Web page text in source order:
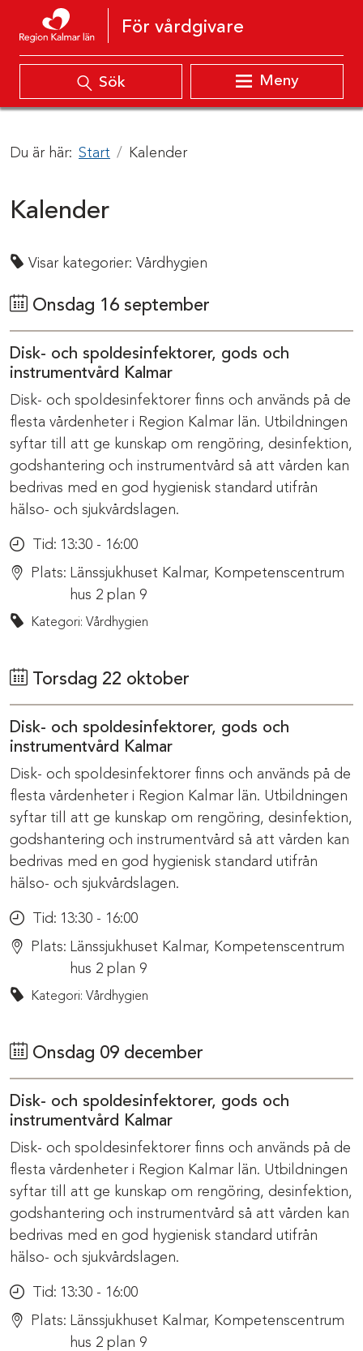
Hoppa till innehåll
För vårdgivare
Sök Meny
Du är här: Start Kalender
Kalender
Visar kategorier: Vårdhygien
Onsdag 16 september
Disk- och spoldesinfektorer, gods och
instrumentvård Kalmar
Disk- och spoldesinfektorer finns och används på de
flesta vårdenheter i Region Kalmar län. Utbildningen
syftar till att ge kunskap om rengöring, desinfektion,
godshantering och instrumentvård så att vården kan
bedrivas med en god hygienisk standard utifrån
hälso- och sjukvårdslagen.
Tid: 13:30 - 16:00
Plats: Länssjukhuset Kalmar, Kompetenscentrum
hus 2 plan 9
Kategori: Vårdhygien
Torsdag 22 oktober
Disk- och spoldesinfektorer, gods och
instrumentvård Kalmar
Disk- och spoldesinfektorer finns och används på de
flesta vårdenheter i Region Kalmar län. Utbildningen
syftar till att ge kunskap om rengöring, desinfektion,
godshantering och instrumentvård så att vården kan
bedrivas med en god hygienisk standard utifrån
hälso- och sjukvårdslagen.
Tid: 13:30 - 16:00
Plats: Länssjukhuset Kalmar, Kompetenscentrum
hus 2 plan 9
Kategori: Vårdhygien
Onsdag 09 december
Disk- och spoldesinfektorer, gods och
instrumentvård Kalmar
Disk- och spoldesinfektorer finns och används på de
flesta vårdenheter i Region Kalmar län. Utbildningen
syftar till att ge kunskap om rengöring, desinfektion,
godshantering och instrumentvård så att vården kan
bedrivas med en god hygienisk standard utifrån
hälso- och sjukvårdslagen.
Tid: 13:30 - 16:00
Plats: Länssjukhuset Kalmar, Kompetenscentrum
hus 2 plan 9